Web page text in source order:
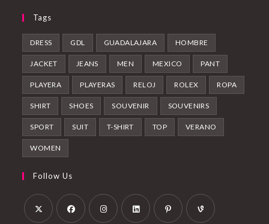
Tags
DRESS GDL GUADALAJARA HOMBRE
JACKET JEANS MEN MEXICO PANT
PLAYERA PLAYERAS RELOJ ROLEX ROPA
SHIRT SHOES SOUVENIR SOUVENIRS
SPORT SUIT T-SHIRT TOP VERANO
WOMEN
Follow Us